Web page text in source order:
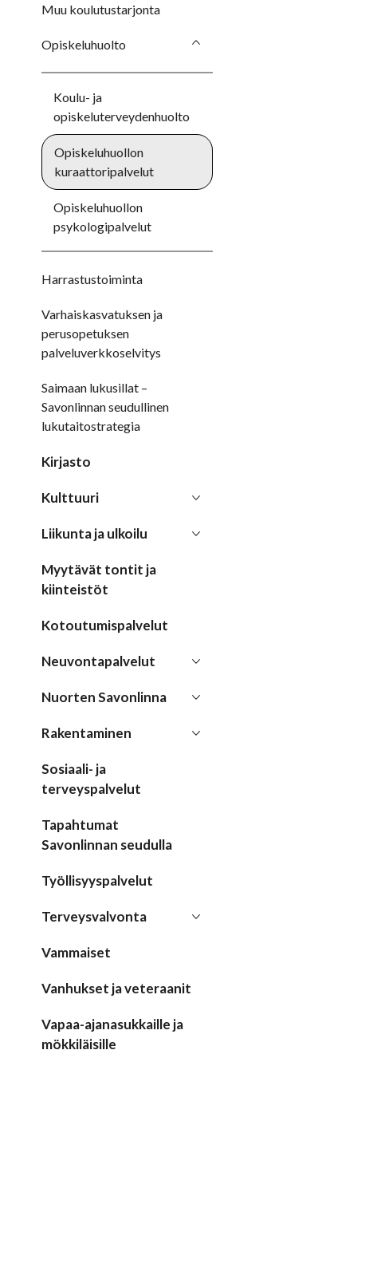
Muu koulutustarjonta
Opiskeluhuolto
Koulu- ja
opiskeluterveydenhuolto
Opiskeluhuollon
kuraattoripalvelut
Opiskeluhuollon
psykologipalvelut
Harrastustoiminta
Varhaiskasvatuksen ja
perusopetuksen
palveluverkkoselvitys
Saimaan lukusillat –
Savonlinnan seudullinen
lukutaitostrategia
Kirjasto
Kulttuuri
Liikunta ja ulkoilu
Myytävät tontit ja
kiinteistöt
Kotoutumispalvelut
Neuvontapalvelut
Nuorten Savonlinna
Rakentaminen
Sosiaali- ja
terveyspalvelut
Tapahtumat
Savonlinnan seudulla
Työllisyyspalvelut
Terveysvalvonta
Vammaiset
Vanhukset ja veteraanit
Vapaa-ajanasukkaille ja
mökkiläisille